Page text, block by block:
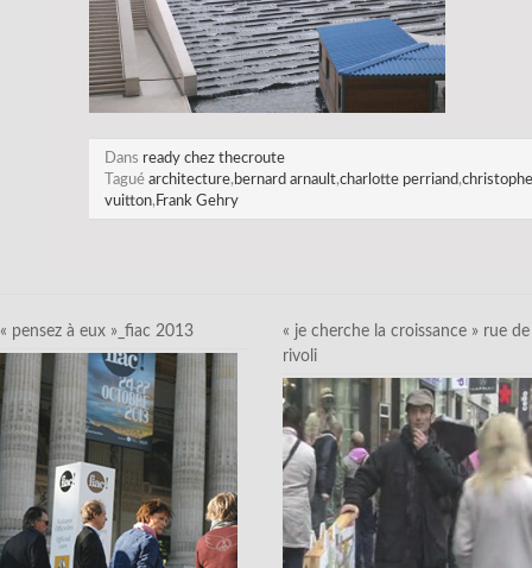
Dans ready chez thecroute
Tagué architecture, bernard arnault,charlotte perriand,
vuitton, Frank Gehry
« pensez à eux »_fiac 2013
« je cherche la croissance » rue de
rivoli